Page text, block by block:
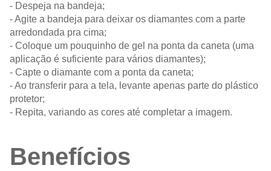
- Despeja na bandeja;
- Agite a bandeja para deixar os diamantes com a parte
arredondada pra cima;
- Coloque um pouquinho de gel na ponta da caneta (uma
aplicação é suficiente para vários diamantes);
- Capte o diamante com a ponta da caneta;
- Ao transferir para a tela, levante apenas parte do plástico
protetor;
- Repita, variando as cores até completar a imagem.
Benefícios